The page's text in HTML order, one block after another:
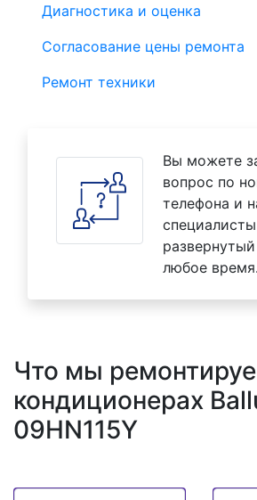
Диагностика и оценка
Согласование цены ремонта
Ремонт техники
Вы можете
вопрос по
телефона и
любое время.
Что мы
кондиционерах
09HN115Y